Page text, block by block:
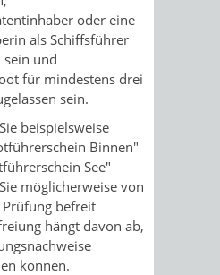
oder eine
als Schiffsführer
und
für mindestens drei
sein.
beispielsweise
Binnen"
See"
möglicherweise von
befreit
hängt davon ab,
können.